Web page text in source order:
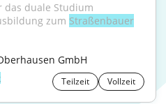
duale Studium
zum Straßenbauer
GmbH
Teilzeit Vollzeit